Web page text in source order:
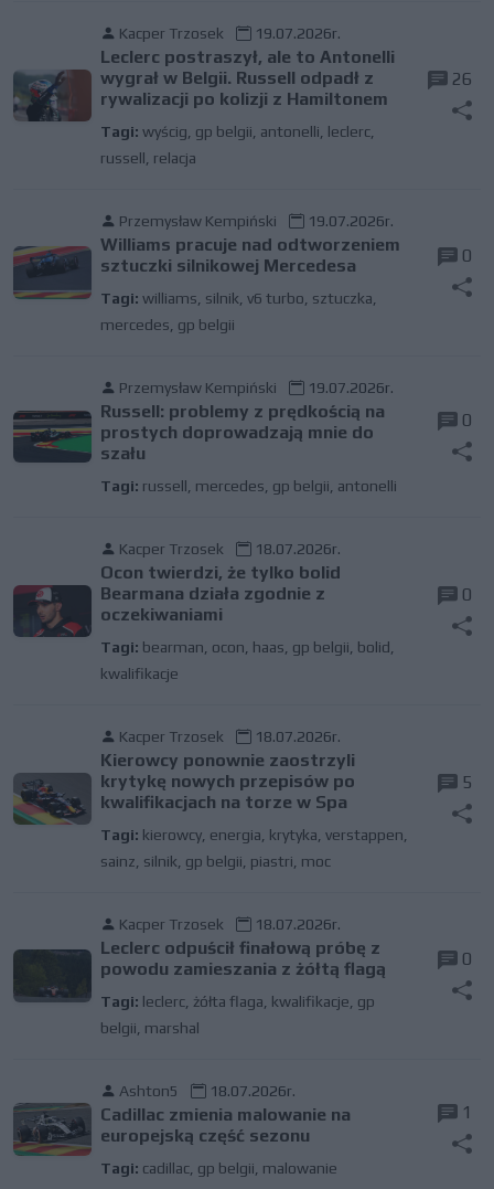
Kacper Trzosek 19.07.2026r.
Leclerc postraszył, ale to Antonelli
wygrał w Belgii. Russell odpadł z
rywalizacji po kolizji z Hamiltonem
Tagi: wyścig gp belgii antonelli leclerc,
russell relacja
26
Przemysław Kempiński 19.07.2026r.
Williams pracuje nad odtworzeniem
sztuczki silnikowej Mercedesa
Tagi: williams silnik v6 turbo sztuczka
mercedes gp belgii
0
Przemysław Kempiński 19.07.2026r.
Russell: problemy z prędkością na
prostych doprowadzają mnie do
szału
Tagi: russell mercedes gp belgii antonelli
0
Kacper Trzosek 18.07.2026r.
Ocon twierdzi, że tylko bolid
Bearmana działa zgodnie z
oczekiwaniami
Tagi: bearman ocon haas gp belgii bolid
kwalifikacje
0
Kacper Trzosek 18.07.2026r.
Kierowcy ponownie zaostrzyli
krytykę nowych przepisów po
kwalifikacjach na torze w Spa
Tagi: kierowcy, energia krytyka verstappen
sainz silnik gp belgii piastri moc
5
Kacper Trzosek 18.07.2026r.
Leclerc odpuścił finałową próbę z
powodu zamieszania z żółtą flagą
Tagi: leclerc, żółta flaga kwalifikacje gp
belgii marshal
0
Ashton5 18.07.2026r.
Cadillac zmienia malowanie na
europejską część sezonu
Tagi: cadillac, gp belgii malowanie
1